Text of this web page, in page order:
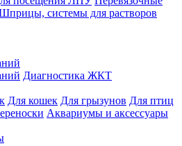
системы для растворов
Диагностика ЖКТ
Для кошек Для грызунов Для птиц
Аквариумы и аксессуары